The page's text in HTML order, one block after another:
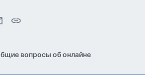
Электронная почта
вопросы об онлайне